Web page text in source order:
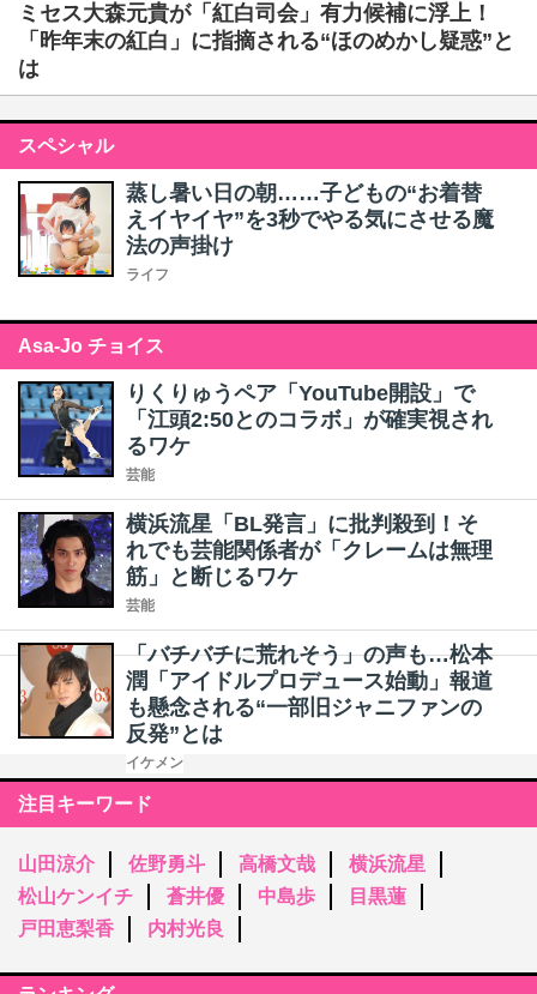
ミセス大森元貴が「紅白司会」有力候補に浮上！
「昨年末の紅白」に指摘される“ほのめかし疑惑”と
は
スペシャル
蒸し暑い日の朝……子どもの“お着替
えイヤイヤ”を3秒でやる気にさせる魔
法の声掛け
ライフ
Asa-Jo チョイス
りくりゅうペア「YouTube開設」で
「江頭2:50とのコラボ」が確実視され
るワケ
芸能
横浜流星「BL発言」に批判殺到！そ
れでも芸能関係者が「クレームは無理
筋」と断じるワケ
芸能
「バチバチに荒れそう」の声も…松本
潤「アイドルプロデュース始動」報道
も懸念される“一部旧ジャニファンの
反発”とは
イケメン
注目キーワード
山田涼介 佐野勇斗 高橋文哉
横浜流星
松山ケンイチ
蒼井優 中島歩
目黒蓮
戸田恵梨香
内村光良